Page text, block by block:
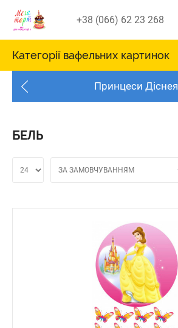
+38 (066) 62 23 268
Категорії вафельних картинок
Принцеси Діснея
БЕЛЬ